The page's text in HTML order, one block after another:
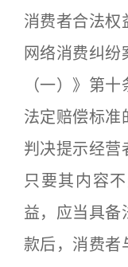
消费者合法权
网络消费纠
（一）》第
法定赔偿标准
判决提示经营
只要其内容
益，应当具备
款后，消费者